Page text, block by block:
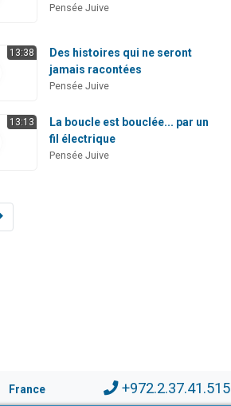
Pensée Juive
13:38
Des histoires qui ne seront
jamais racontées
Pensée Juive
13:13
La boucle est bouclée... par un
fil électrique
Pensée Juive
France +972.2.37.41.515